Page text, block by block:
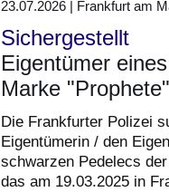
23.07.2026 | Frankfurt am
Sichergestellt
Eigentümer
Marke
Die Frankfurter Polizei
Eigentümerin / den
schwarzen Pedelecs
das am 19.03.2025 in